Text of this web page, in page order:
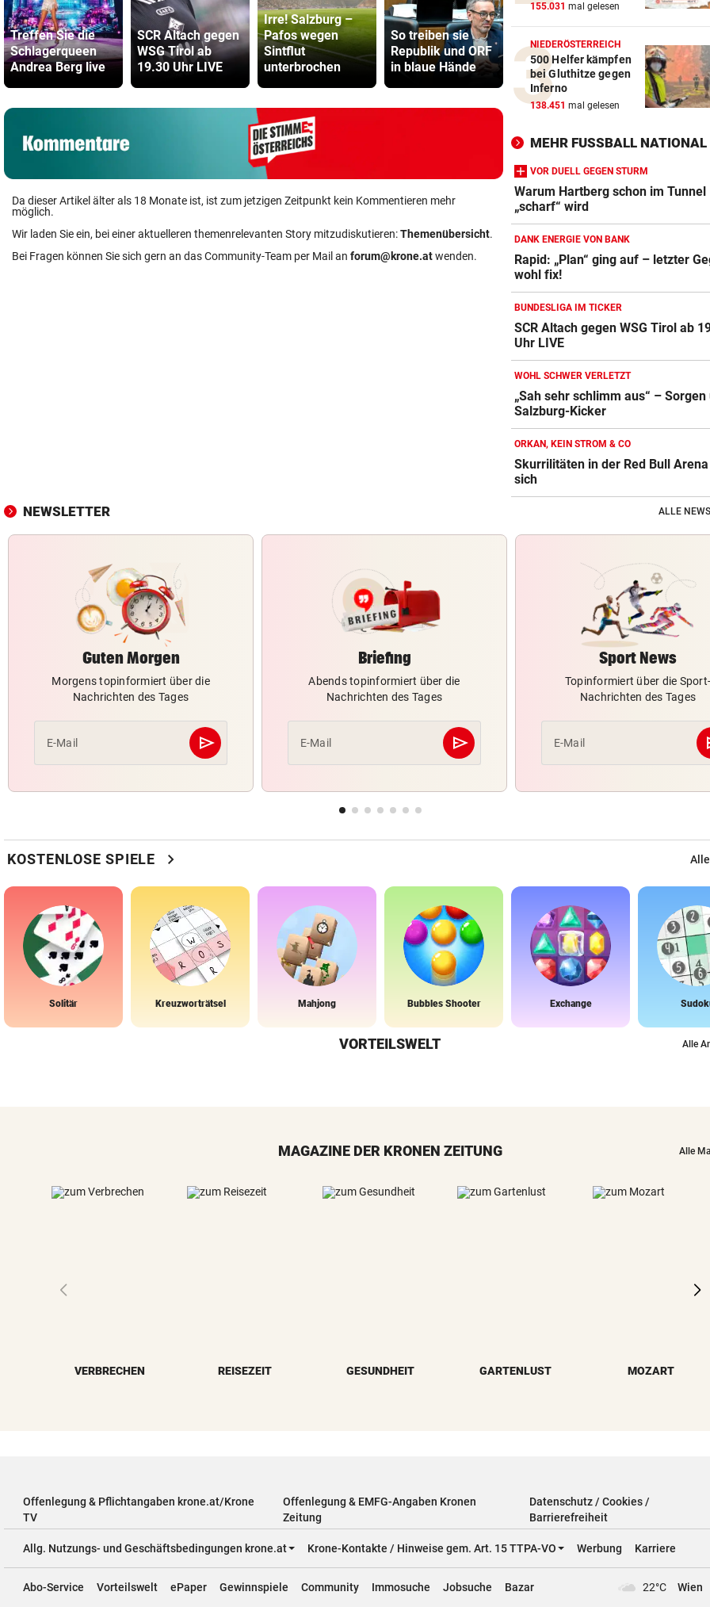
Treffen Sie die
Schlagerqueen
Andrea Berg live
SCR Altach gegen
WSG Tirol ab
19.30 Uhr LIVE
Irre! Salzburg –
Pafos wegen
Sintflut
unterbrochen
So treiben sie
Republik und ORF
in blaue Hände
Real Madrid bis
2032
Bilder an
Teenager
Da dieser Artikel älter als 18 Monate ist, ist zum jetzigen Zeitpunkt kein Kommentieren mehr
möglich.
Wir laden Sie ein, bei einer aktuelleren themenrelevanten Story mitzudiskutieren:Themenübersicht.
Bei Fragen können Sie sich gern an das Community-Team per Mail an forum@krone.atwenden.
155.031 mal gelesen
NIEDERÖSTERREICH
500 Helfer kämpfen
bei Gluthitze gegen
Inferno
138.451 mal gelesen
MEHR FUSSBALL NATIONAL
VOR DUELL GEGEN STURM
Warum Hartberg schon im Tunnel
„scharf“ wird
DANK ENERGIE VON BANK
Rapid: „Plan“ ging auf – letzter
wohl fix!
BUNDESLIGA IM TICKER
SCR Altach gegen WSG Tirol ab
Uhr LIVE
WOHL SCHWER VERLETZT
„Sah sehr schlimm aus“ – Sorgen
Salzburg-Kicker
ORKAN, KEIN STROM & CO
Skurrilitäten in der Red Bull
sich
NEWSLETTER ALLE
Guten Morgen
Morgens topinformiert über die
Nachrichten des Tages
E-Mail send
Abschicken
Briefing
Abends topinformiert über die
Nachrichten des Tages
E-Mail send
Abschicken
Sport News
Topinformiert über die Sport-
Nachrichten des Tages
E-Mail
KOSTENLOSE SPIELE chevron_right
Solitär Kreuzworträtsel Mahjong Bubbles Shooter Exchange
VORTEILSWELT Alle
MAGAZINE DER KRONEN ZEITUNG Alle
VERBRECHEN REISEZEIT GESUNDHEIT GARTENLUST MOZART
Offenlegung & Pflichtangaben krone.at/Krone
TV
Offenlegung & EMFG-Angaben Kronen
Zeitung
Datenschutz / Cookies /
Barrierefreiheit
Allg. Nutzungs- und Geschäftsbedingungen krone.at Krone-Kontakte / Hinweise gem. Art. 15 TTPA-VO Werbung Karriere
Abo-Service Vorteilswelt ePaper Gewinnspiele Community Immosuche Jobsuche Bazar 22°C Wien